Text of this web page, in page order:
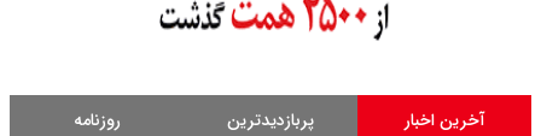
آخرین اخبار پربازدیدترین روزنامه